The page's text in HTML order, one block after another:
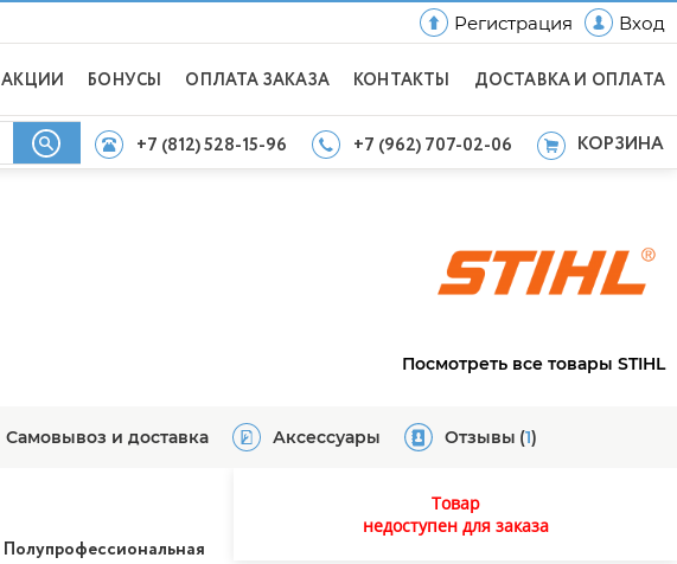
Регистрация Вход
АКЦИИ БОНУСЫ ОПЛАТА ЗАКАЗА КОНТАКТЫ ДОСТАВКА И ОПЛАТА
+7 (812) 528-15-96 +7 (962) 707-02-06 КОРЗИНА
Посмотреть все товары STIHL
Самовывоз и доставка Аксессуары Отзывы (1)
Полупрофессиональная
Товар
недоступен для заказа